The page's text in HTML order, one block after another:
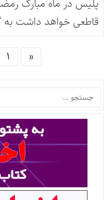
پلیس در ماه مبارک
قاطعی خواهد داشت به
« ۱